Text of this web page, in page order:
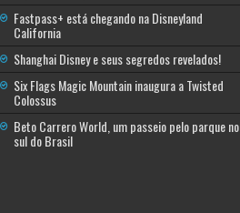
Fastpass+ está chegando na Disneyland
California
Shanghai Disney e seus segredos revelados!
Six Flags Magic Mountain inaugura a Twisted
Colossus
Beto Carrero World, um passeio pelo parque no
sul do Brasil